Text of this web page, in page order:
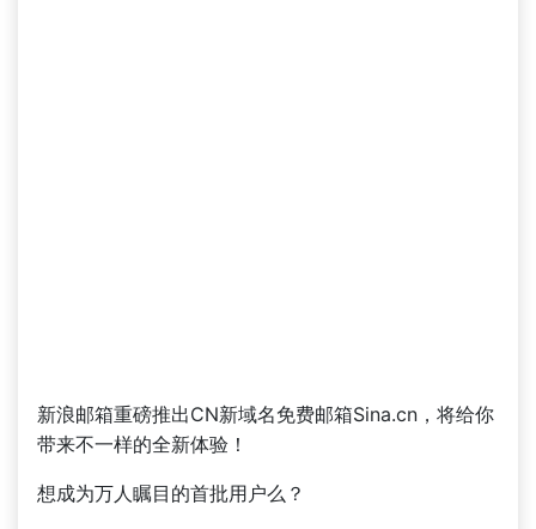
新浪邮箱重磅推出CN新域名免费邮箱Sina.cn，将给你
带来不一样的全新体验！
想成为万人瞩目的首批用户么？